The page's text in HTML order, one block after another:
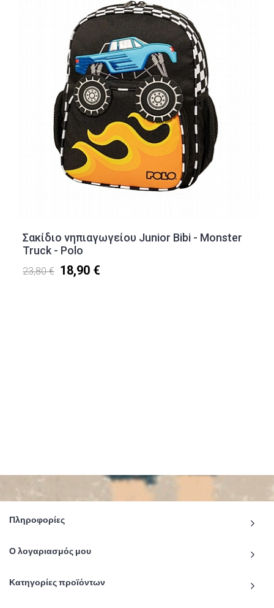
Σακίδιο νηπιαγωγείου Junior Bibi - Monster
Truck - Polo
23,80 € 18,90 €
Πληροφορίες
Ο λογαριασμός μου
Κατηγορίες προϊόντων